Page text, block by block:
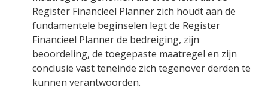
Register Financieel Planner zich houdt aan de
fundamentele beginselen legt de Register
Financieel Planner de bedreiging, zijn
beoordeling, de toegepaste maatregel en zijn
conclusie vast teneinde zich tegenover derden te
kunnen verantwoorden.